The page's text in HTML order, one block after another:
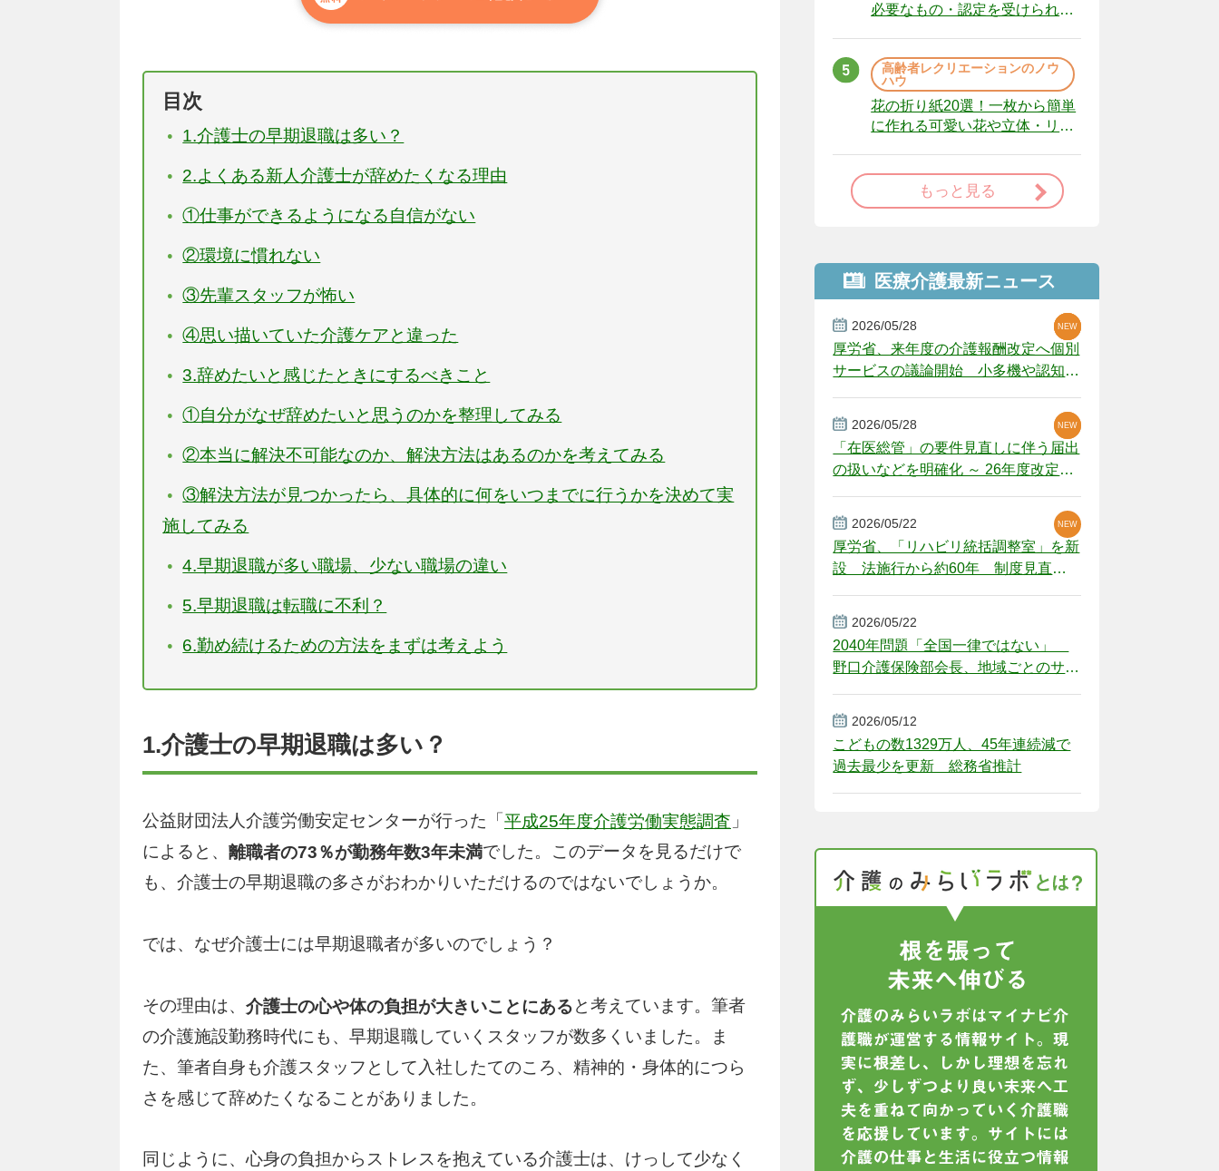
目次
1.介護士の早期退職は多い？
2.よくある新人介護士が辞めたくなる理由
①仕事ができるようになる自信がない
②環境に慣れない
③先輩スタッフが怖い
④思い描いていた介護ケアと違った
3.辞めたいと感じたときにするべきこと
①自分がなぜ辞めたいと思うのかを整理してみる
②本当に解決不可能なのか、解決方法はあるのかを考えてみる
③解決方法が見つかったら、具体的に何をいつまでに行うかを決めて実
施してみる
4.早期退職が多い職場、少ない職場の違い
5.早期退職は転職に不利？
6.勤め続けるための方法をまずは考えよう
1.介護士の早期退職は多い？
公益財団法人介護労働安定センターが行った「平成25年度介護労働実態調査 」
によると、 離職者の73％が勤務年数3年未満でした。このデータを見るだけで
も、介護士の早期退職の多さがおわかりいただけるのではないでしょうか。
では、なぜ介護士には早期退職者が多いのでしょう？
その理由は、 介護士の心や体の負担が大きいことにあると考えています。筆者
の介護施設勤務時代にも、早期退職していくスタッフが数多くいました。ま
た、筆者自身も介護スタッフとして入社したてのころ、精神的・身体的につら
さを感じて辞めたくなることがありました。
同じように、心身の負担からストレスを抱えている介護士は、けっして少なく
必要なもの・認定を受けられな
高齢者レクリエーションのノウ
ハウ
花の折り紙20選！一枚から簡単
に作れる可愛い花や立体・リー
もっと見る
医療介護最新ニュース
2026/05/28
厚労省、来年度の介護報酬改定へ個別
サービスの議論開始 小多機や認知症
NEW
NEW
NEW
2026/05/28
「在医総管」の要件見直しに伴う届出
の扱いなどを明確化 ～ 26年度改定疑
NEW
NEW
2026/05/22
厚労省、「リハビリ統括調整室」を新
設 法施行から約60年 制度見直し
NEW
2026/05/22
2040年問題「全国一律ではない」
野口介護保険部会長、地域ごとのサー
2026/05/12
こどもの数1329万人、45年連続減で
過去最少を更新 総務省推計